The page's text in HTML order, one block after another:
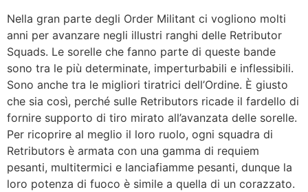
Nella gran parte degli Order Militant ci vogliono molti
anni per avanzare negli illustri ranghi delle Retributor
Squads. Le sorelle che fanno parte di queste bande
sono tra le più determinate, imperturbabili e inflessibili.
Sono anche tra le migliori tiratrici dell’Ordine. È giusto
che sia così, perché sulle Retributors ricade il fardello di
fornire supporto di tiro mirato all’avanzata delle sorelle.
Per ricoprire al meglio il loro ruolo, ogni squadra di
Retributors è armata con una gamma di requiem
pesanti, multitermici e lanciafiamme pesanti, dunque la
loro potenza di fuoco è simile a quella di un corazzato.